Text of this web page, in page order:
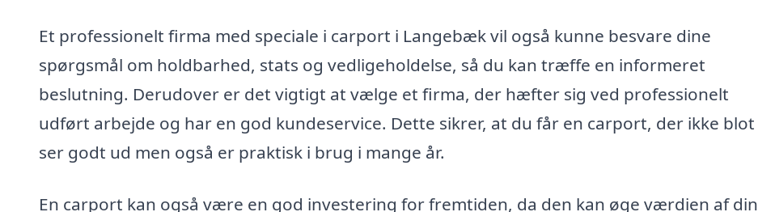
Et professionelt firma med speciale i carport i Langebæk vil også kunne besvare dine
spørgsmål om holdbarhed, stats og vedligeholdelse, så du kan træffe en informeret
beslutning. Derudover er det vigtigt at vælge et firma, der hæfter sig ved professionelt
udført arbejde og har en god kundeservice. Dette sikrer, at du får en carport, der ikke blot
ser godt ud men også er praktisk i brug i mange år.
En carport kan også være en god investering for fremtiden, da den kan øge værdien af din